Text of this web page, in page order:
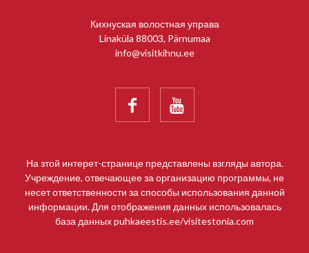
Кихнуская волостная управа
Linaküla 88003, Pärnumaa
info@visitkihnu.ee
 
На зтой интерет-странице представлены взгляды автора.
Учреждение, отвечающее за организацию программы, не
несет ответственности за способы использования данной
информации. Для отображения данных использовалась
база данных puhkaeestis.ee/visitestonia.com